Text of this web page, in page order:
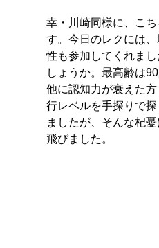
幸・川崎同様に、こ
す。今日のレクには
性も参加してくれま
しょうか。最高齢は
他に認知力が衰えた
行レベルを手探りで
ましたが、そんな杞
飛びました。